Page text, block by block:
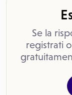
Se la
registrati